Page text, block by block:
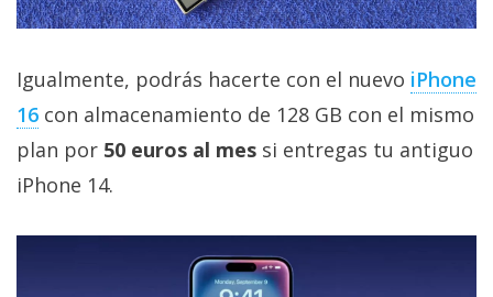
Igualmente, podrás hacerte con el nuevo iPhone
16 con almacenamiento de 128 GB con el mismo
plan por 50 euros al mes si entregas tu antiguo
iPhone 14.